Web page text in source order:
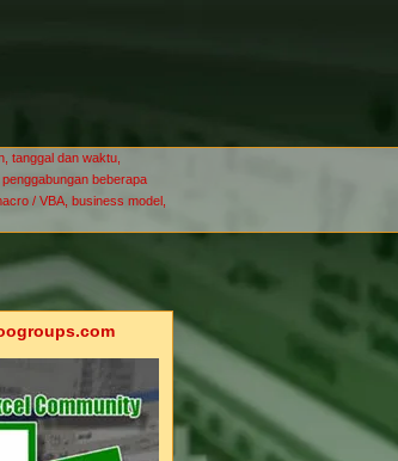
tanggal dan waktu,
beberapa
/ VBA, business model,